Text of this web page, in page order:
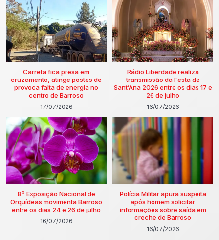
Carreta fica presa em
cruzamento, atinge postes de
provoca falta de energia no
centro de Barroso
17/07/2026
Rádio Liberdade realiza
transmissão da Festa de
Sant’Ana 2026 entre os dias 17 e
26 de julho
16/07/2026
8º Exposição Nacional de
Orquídeas movimenta Barroso
entre os dias 24 e 26 de julho
16/07/2026
Polícia Militar apura suspeita
após homem solicitar
informações sobre saída em
creche de Barroso
16/07/2026